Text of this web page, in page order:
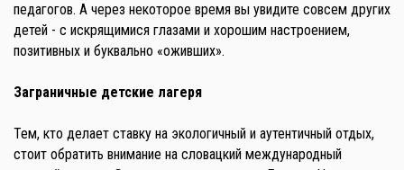
педагогов. А через некоторое время вы увидите совсем других
детей - с искрящимися глазами и хорошим настроением,
позитивных и буквально «оживших».
Заграничные детские лагеря
Тем, кто делает ставку на экологичный и аутентичный отдых,
стоит обратить внимание на словацкий международный